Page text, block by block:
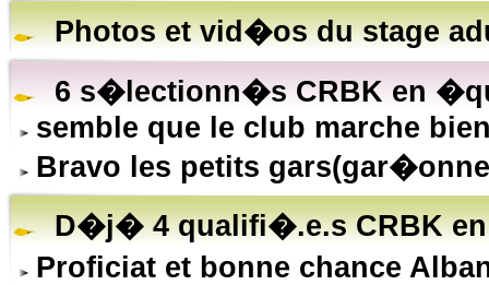
Photos et vid�os du stage
6 s�lectionn�s CRBK en
semble que le club marche
Bravo les petits
D�j� 4 qualifi�.e.s CRBK
Proficiat et bonne chance